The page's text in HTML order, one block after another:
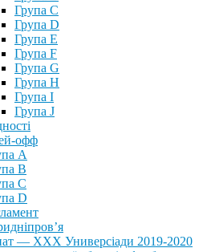
Група C
Група D
Група E
Група F
Група G
Група H
Група I
Група J
офф
А
В
С
D
— ХХХ Универсіади 2019-2020